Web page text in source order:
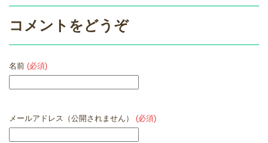
コメントをどうぞ
名前 (必須)
メールアドレス（公開されません） (必須)